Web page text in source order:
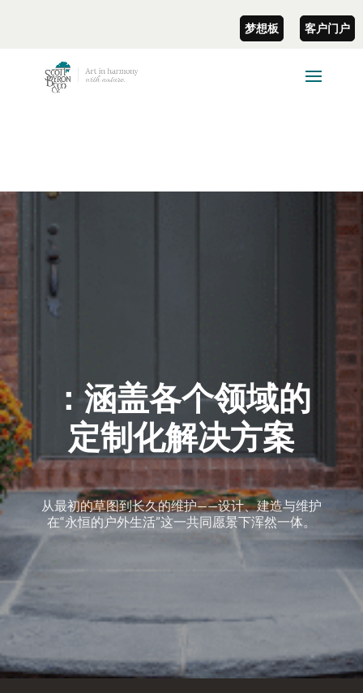
梦想板 客户门户
：涵盖各个领域的
定制化解决方案
从最初的草图到长久的维护——设计、建造与维护
在“永恒的户外生活”这一共同愿景下浑然一体。